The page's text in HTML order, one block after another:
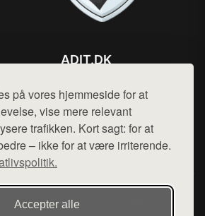
på vores hjemmeside for at
vise mere relevant
trafikken. Kort sagt: for at
– ikke for at være irriterende.
Accepter alle
ADIT.DK
Mail: hej@want.dk
Cookie- og privatlivspolitik
want.dk, der udgiver en række